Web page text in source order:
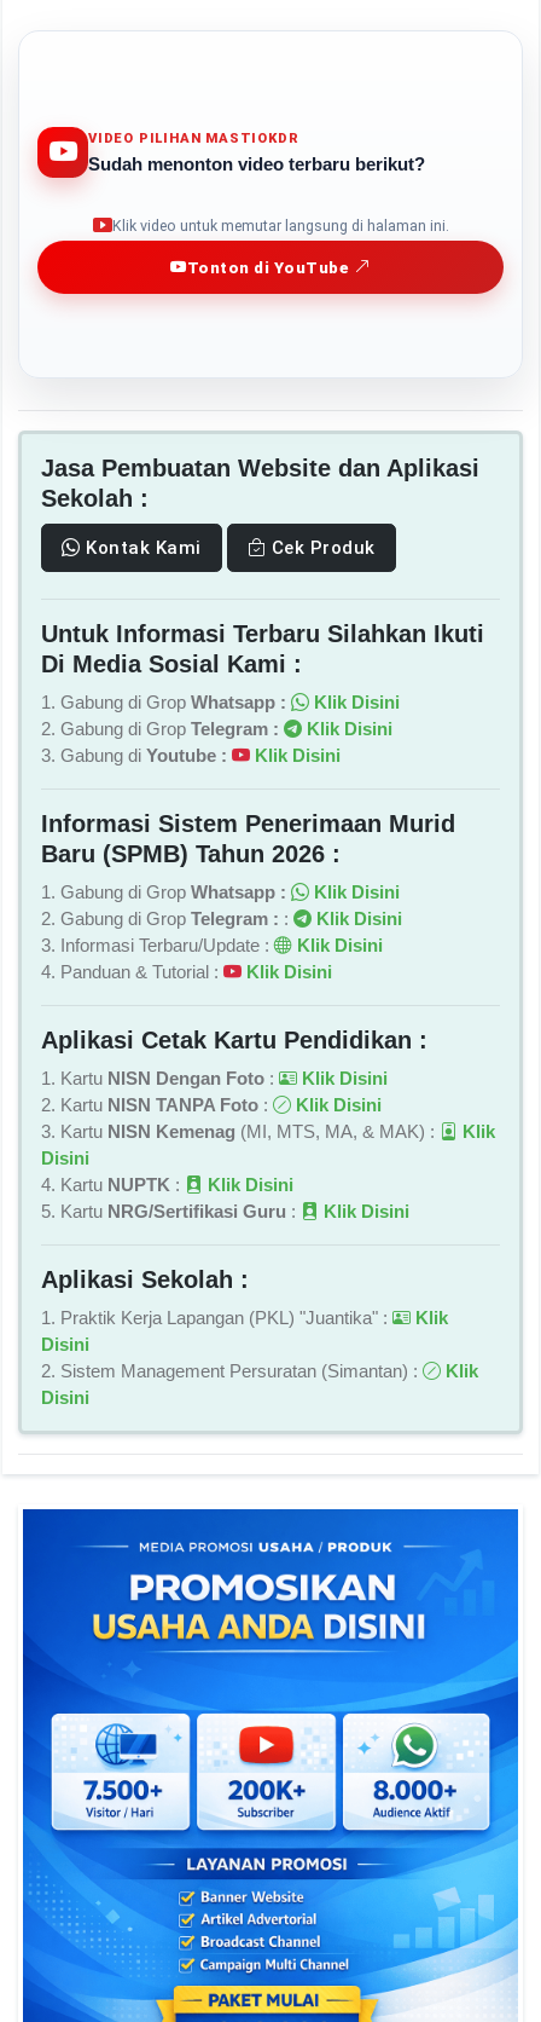
VIDEO PILIHAN MASTIOKDR
Sudah menonton video terbaru berikut?
Klik video untuk memutar langsung di halaman ini.
Tonton di YouTube
Jasa Pembuatan Website dan Aplikasi
Sekolah :
Kontak Kami Cek Produk
Untuk Informasi Terbaru Silahkan Ikuti
Di Media Sosial Kami :
1. Gabung di Grop Whatsapp :
Klik Disini
2. Gabung di Grop Telegram :
Klik Disini
3. Gabung di Youtube : Klik Disini
Informasi Sistem Penerimaan Murid
Baru (SPMB) Tahun 2026 :
1. Gabung di Grop Whatsapp :
Klik Disini
2. Gabung di Grop Telegram : :
Klik Disini
3. Informasi Terbaru/Update :
Klik Disini
4. Panduan & Tutorial :
Klik Disini
Aplikasi Cetak Kartu Pendidikan :
1. Kartu NISN Dengan Foto :
Klik Disini
2. Kartu NISN TANPA Foto :
Klik Disini
3. Kartu NISN Kemenag (MI, MTS, MA, & MAK) :
Klik
Disini
4. Kartu NUPTK :
Klik Disini
5. Kartu NRG/Sertifikasi Guru : Klik Disini
Aplikasi Sekolah :
1. Praktik Kerja Lapangan (PKL) "Juantika" :
Klik
Disini
2. Sistem Management Persuratan (Simantan) :
Klik
Disini